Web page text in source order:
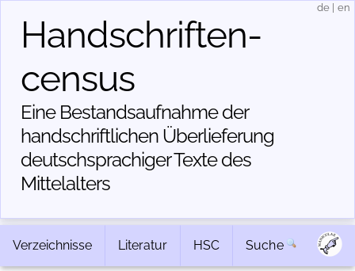
Handschriften­
census
Eine Bestandsaufnahme der
handschriftlichen Über­lieferung
deutschsprachiger Texte des
Mittelalters
de en
Verzeichnisse Literatur HSC Suche